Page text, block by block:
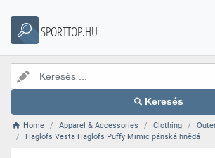
SPORTTOP.HU
Keresés
Home Apparel & Accessories Clothing
Haglöfs Vesta Haglöfs Puffy Mimic pánská hnědá